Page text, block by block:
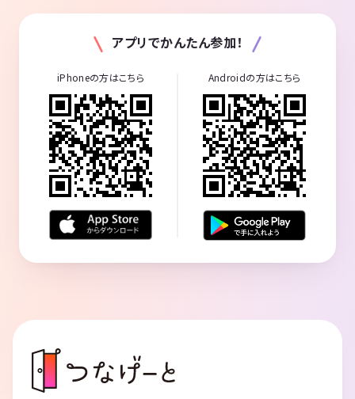
アプリでかんたん参加！
iPhoneの方はこちら Androidの方はこちら